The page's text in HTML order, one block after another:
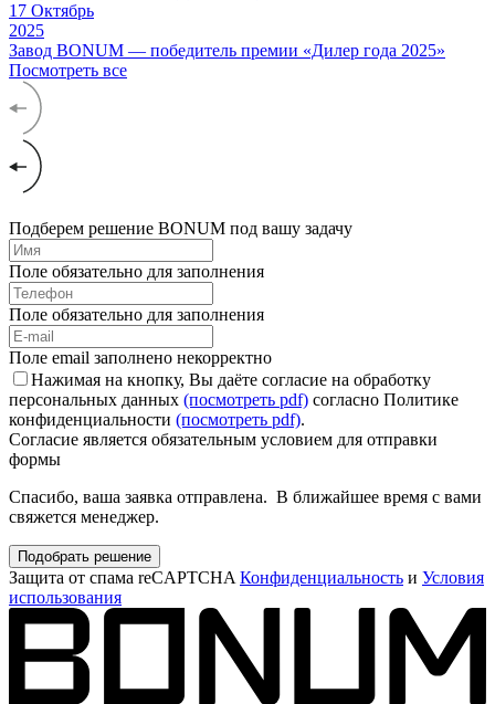
17 Октябрь
2025
Завод BONUM — победитель премии «Дилер года 2025»
Посмотреть все
Подберем решение BONUM под вашу задачу
Поле обязательно для заполнения
Поле обязательно для заполнения
Поле email заполнено некорректно
Нажимая на кнопку, Вы даёте согласие на обработку
персональных данных (посмотреть pdf) согласно Политике
конфиденциальности (посмотреть pdf).
Согласие является обязательным условием для отправки
формы
Спасибо, ваша заявка отправлена. В ближайшее время с вами
свяжется менеджер.
Подобрать решение
Защита от спама reCAPTCHA Конфиденциальность и Условия
использования